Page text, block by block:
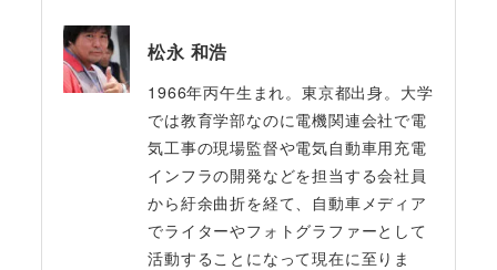
松永 和浩
1966年丙午生まれ。東京都出身。大学
では教育学部なのに電機関連会社で電
気工事の現場監督や電気自動車用充電
インフラの開発などを担当する会社員
から紆余曲折を経て、自動車メディア
でライターやフォトグラファーとして
活動することになって現在に至りま